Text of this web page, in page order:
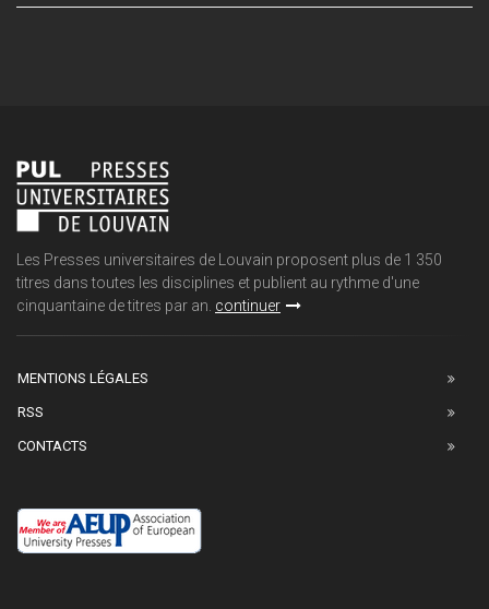
Les Presses universitaires de Louvain proposent plus de 1 350
titres dans toutes les disciplines et publient au rythme d'une
cinquantaine de titres par an. continuer
MENTIONS LÉGALES
RSS
CONTACTS